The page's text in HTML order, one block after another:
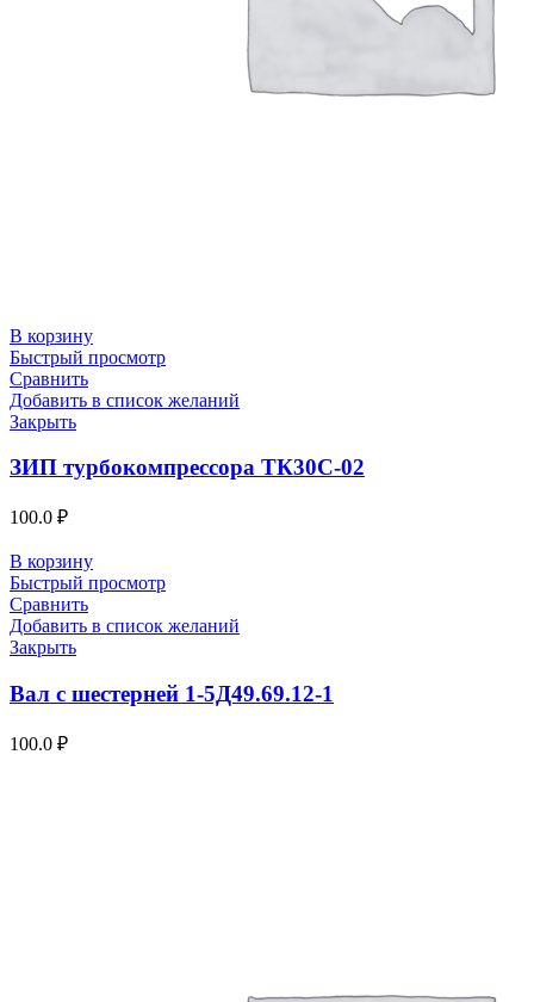
В корзину
Быстрый просмотр
Сравнить
Добавить в список желаний
Закрыть
ЗИП турбокомпрессора ТК30С-02
100.0 ₽
В корзину
Быстрый просмотр
Сравнить
Добавить в список желаний
Закрыть
Вал с шестерней 1-5Д49.69.12-1
100.0 ₽